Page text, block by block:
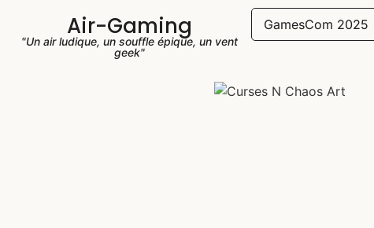
Air-Gaming
"Un air ludique, un souffle épique, un vent
geek"
GamesCom 2025